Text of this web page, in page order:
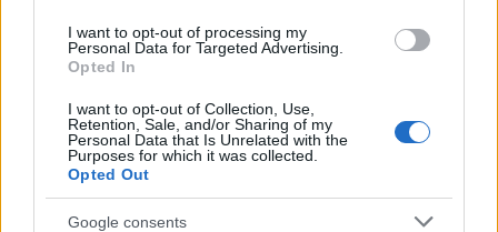
I want to opt-out of processing my
Personal Data for Targeted Advertising.
Opted In
I want to opt-out of Collection, Use,
Retention, Sale, and/or Sharing of my
Personal Data that Is Unrelated with the
Purposes for which it was collected.
Opted Out
Google consents
Gega
16 éve
Ja, Jákshow?! Ki az a f@sz?
Unalmas senki.
Okos? Dehogy.
Lali Király az. Ő tanult ember.
Nem úgy mint némely okoskodó itt.